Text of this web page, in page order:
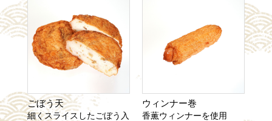
ごぼう天
細くスライスしたごぼう入
ウィンナー巻
香薫ウィンナーを使用